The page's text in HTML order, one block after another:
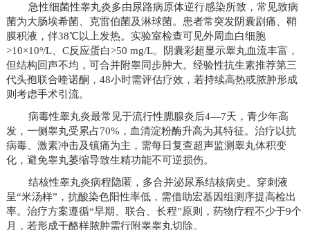
急性细菌性睾丸炎多由尿路病原体逆行感染所致，常见致病
菌为大肠埃希菌、克雷伯菌及淋球菌。患者常突发阴囊剧痛、鞘
膜积液，伴38℃以上发热。实验室检查可见外周血白细胞
>10×10⁹/L、C反应蛋白>50 mg/L。阴囊彩超显示睾丸血流丰富，
但结构回声不均，可合并附睾同步肿大。经验性抗生素推荐第三
代头孢联合喹诺酮，48小时需评估疗效，若持续高热或脓肿形成
则考虑手术引流。
病毒性睾丸炎最常见于流行性腮腺炎后4—7天，青少年高
发，一侧睾丸受累占70%，血清淀粉酶升高为其特征。治疗以抗
病毒、激素冲击及镇痛为主，需每日复查超声监测睾丸体积变
化，避免睾丸萎缩导致生精功能不可逆损伤。
结核性睾丸炎病程隐匿，多合并泌尿系结核病史。穿刺液
呈“米汤样”，抗酸染色阳性率低，需借助宏基因组测序提高检出
率。治疗方案遵循“早期、联合、长程”原则，药物疗程不少于9个
月，若形成干酪样脓肿需行附睾睾丸切除。